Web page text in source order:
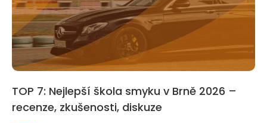
TOP 7: Nejlepší škola smyku v Brně 2026 –⁠
recenze, zkušenosti, diskuze